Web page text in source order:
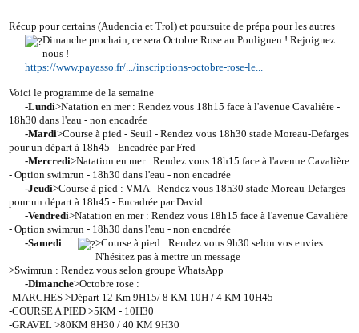
Récup pour certains (Audencia et Trol) et poursuite de prépa pour les autres
Dimanche prochain, ce sera Octobre Rose au Pouliguen ! Rejoignez
nous !
https://www.payasso.fr/.../inscriptions-octobre-rose-le...
Voici le programme de la semaine
-Lundi>Natation en mer : Rendez vous 18h15 face à l'avenue Cavalière -
18h30 dans l'eau - non encadrée
-Mardi>Course à pied - Seuil - Rendez vous 18h30 stade Moreau-Defarges
pour un départ à 18h45 - Encadrée par Fred
-Mercredi>Natation en mer : Rendez vous 18h15 face à l'avenue Cavalière
- Option swimrun - 18h30 dans l'eau - non encadrée
-Jeudi>Course à pied : VMA - Rendez vous 18h30 stade Moreau-Defarges
pour un départ à 18h45 - Encadrée par David
-Vendredi>Natation en mer : Rendez vous 18h15 face à l'avenue Cavalière
- Option swimrun - 18h30 dans l'eau - non encadrée
-Samedi
>Course à pied : Rendez vous 9h30 selon vos envies :
N'hésitez pas à mettre un message
>Swimrun : Rendez vous selon groupe WhatsApp
-Dimanche>Octobre rose :
-MARCHES >Départ 12 Km 9H15/ 8 KM 10H / 4 KM 10H45
-COURSE A PIED >5KM - 10H30
-GRAVEL >80KM 8H30 / 40 KM 9H30